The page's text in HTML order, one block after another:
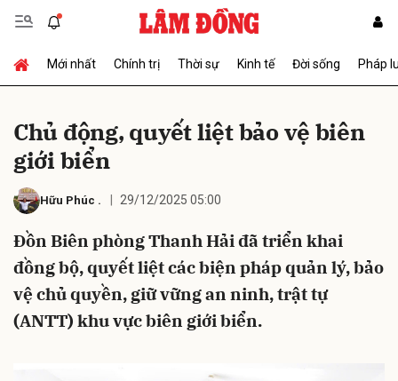
Mới nhất Chính trị Thời sự Kinh tế Đời sống Pháp
Chủ động, quyết liệt bảo vệ biên
giới biển
Hữu Phúc . 29/12/2025 05:00
Đồn Biên phòng Thanh Hải đã triển khai
đồng bộ, quyết liệt các biện pháp quản lý, bảo
vệ chủ quyền, giữ vững an ninh, trật tự
(ANTT) khu vực biên giới biển.
Gửi bình luận
Hủy Gửi